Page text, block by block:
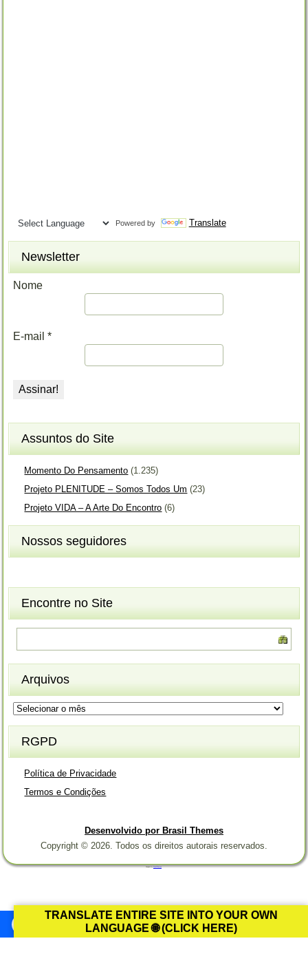
Powered by Translate
Newsletter
Nome
E-mail*
Assuntos do Site
Momento Do Pensamento (1.235)
Projeto PLENITUDE – Somos Todos Um (23)
Projeto VIDA – A Arte Do Encontro (6)
Nossos seguidores
Encontre no Site
Arquivos
Arquivos
RGPD
Política de Privacidade
Termos e Condições
Desenvolvido por Brasil Themes
Copyright © 2026. Todos os direitos autorais reservados.
TRANSLATE ENTIRE SITE INTO YOUR OWN
LANGUAGE 🌐 (CLICK HERE)